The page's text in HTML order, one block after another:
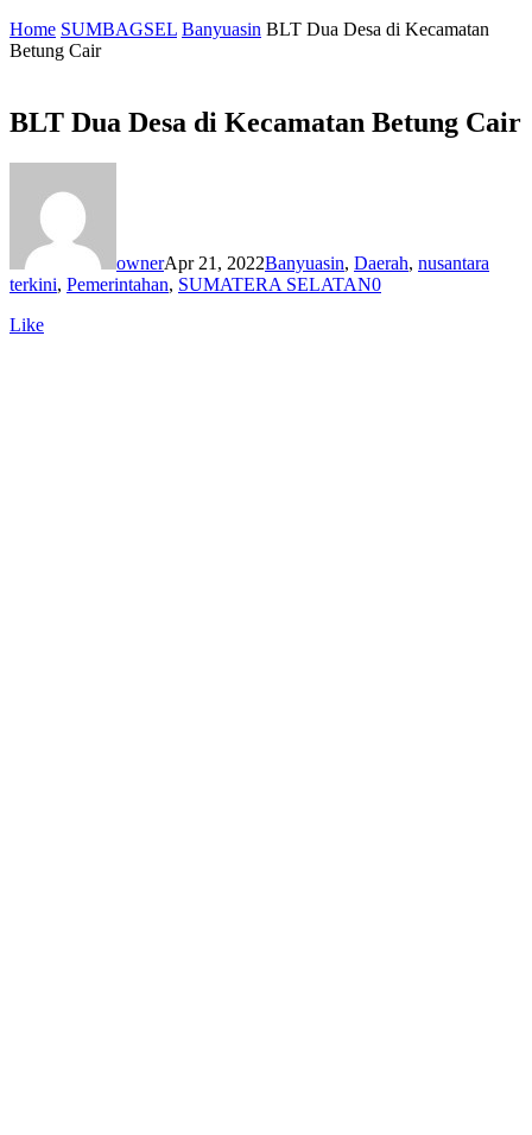
Home SUMBAGSEL Banyuasin BLT Dua Desa di Kecamatan
Betung Cair
BLT Dua Desa di Kecamatan Betung Cair
ownerApr 21, 2022Banyuasin, Daerah, nusantara
terkini, Pemerintahan, SUMATERA SELATAN0
Like